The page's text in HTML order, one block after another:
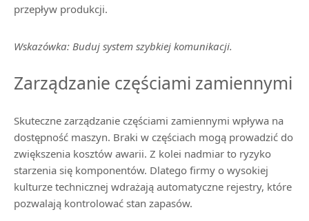
przepływ produkcji.
Wskazówka: Buduj system szybkiej komunikacji.
Zarządzanie częściami zamiennymi
Skuteczne zarządzanie częściami zamiennymi wpływa na
dostępność maszyn. Braki w częściach mogą prowadzić do
zwiększenia kosztów awarii. Z kolei nadmiar to ryzyko
starzenia się komponentów. Dlatego firmy o wysokiej
kulturze technicznej wdrażają automatyczne rejestry, które
pozwalają kontrolować stan zapasów.